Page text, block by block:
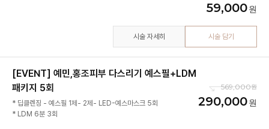
59,000
시술 자세히 시술 담기
[EVENT] 예민,홍조피부 다스리기 예스필+LDM
패키지 5회
* 딥클렌징 - 예스필 1제- 2제- LED-예스마스크 5회
* LDM 6분 3회
569,000
290,000